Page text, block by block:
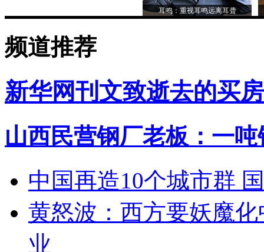
耳鸣：重视耳鸣远离耳聋
频道推荐
新华网刊文致逝去的买
山西民营钢厂老板：一
中国再造10个城市群
黄怒波：西方要妖魔
业